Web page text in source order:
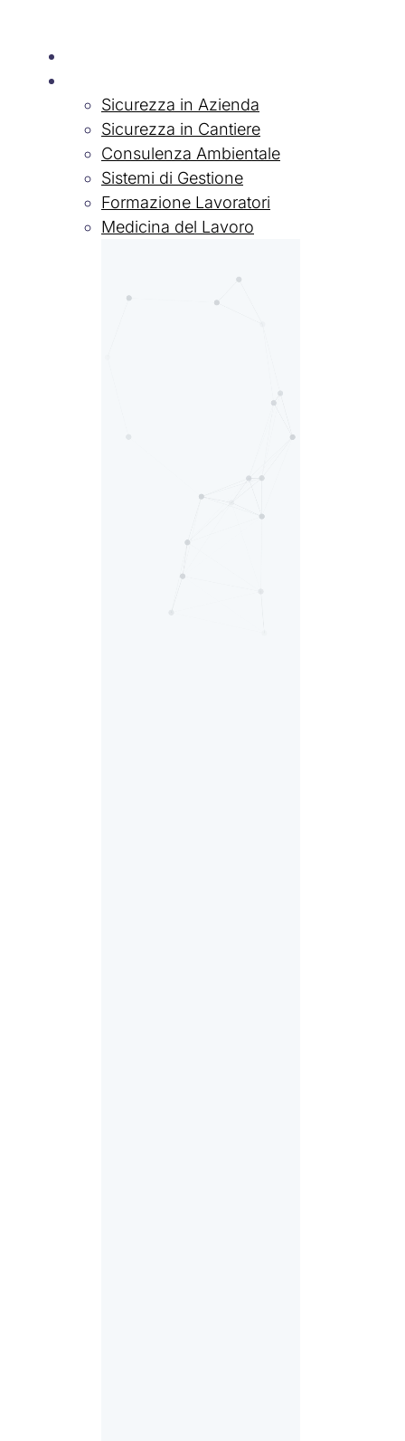
Sicurezza in Azienda
Sicurezza in Cantiere
Consulenza Ambientale
Sistemi di Gestione
Formazione Lavoratori
Medicina del Lavoro